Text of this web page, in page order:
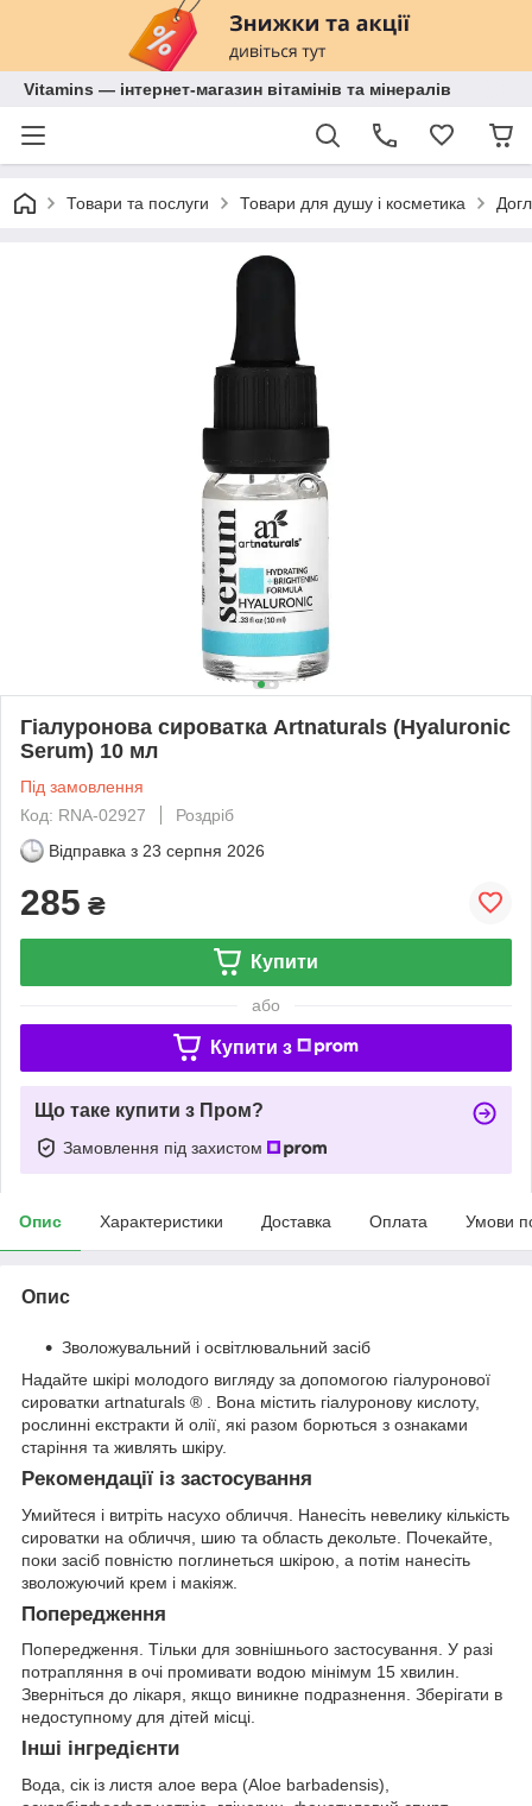
Vitamins — інтернет-магазин вітамінів та мінералів
Товари та послуги Товари для душу і косметика
Гіалуронова сироватка Artnaturals (Hyaluronic
Serum) 10 мл
Під замовлення
Код: RNA-02927
Роздріб
Відправка з 23 серпня 2026
285 ₴
Купити
або
Купити з
Що таке купити з Пром?
Замовлення під захистом
Опис Характеристики Доставка Оплата Умови
Опис
Зволожувальний і освітлювальний засіб
Надайте шкірі молодого вигляду за допомогою гіалуронової
сироватки artnaturals ®
. Вона містить гіалуронову кислоту,
рослинні екстракти й олії, які разом борються з ознаками
старіння та живлять шкіру.
Рекомендації із застосування
Умийтеся і витріть насухо обличчя. Нанесіть невелику кількість
сироватки на обличчя, шию та область декольте. Почекайте,
поки засіб повністю поглинеться шкірою, а потім нанесіть
зволожуючий крем і макіяж.
Попередження
Попередження. Тільки для зовнішнього застосування. У разі
потрапляння в очі промивати водою мінімум 15 хвилин.
Зверніться до лікаря, якщо виникне подразнення. Зберігати в
недоступному для дітей місці.
Інші інгредієнти
Вода, сік із листя алое вера (Aloe barbadensis),